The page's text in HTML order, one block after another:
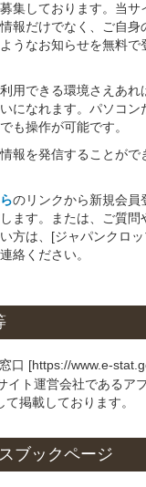
集しております。当サ
報だけでなく、ご自身
うなお知らせを無料で
用できる環境さえあれ
になれます。パソコン
も操作が可能です。
報を発信することがで
のリンクから新規会員
ます。または、ご質問
方は、[ジャパンクロ
絡ください。
口 [https://www.e-
ト運営会社であるア
掲載しております。
ブックページ